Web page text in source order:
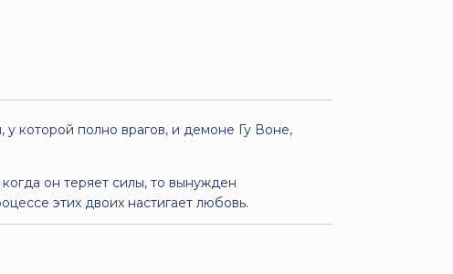
которой полно врагов, и демоне Гу Воне,
он теряет силы, то вынужден
этих двоих настигает любовь.